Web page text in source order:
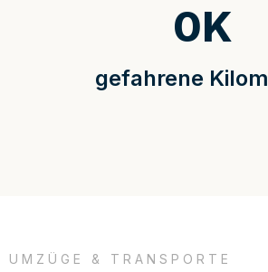
gefahrene
0K
UMZÜGE & TRANSPORTE